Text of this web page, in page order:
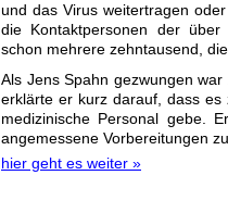
und das Virus weitertragen
die Kontaktpersonen der
schon mehrere zehntausend,
Als Jens Spahn gezwungen
erklärte er kurz darauf, dass es
medizinische Personal gebe.
angemessene Vorbereitungen
hier geht es weiter »